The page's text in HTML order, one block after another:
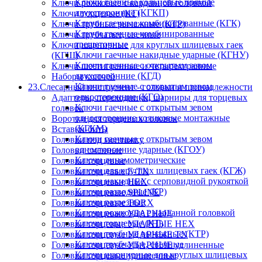
Ключи рожковые с карданной головкой
Ключи торцевые (КТ)
Ключи трубные рычажные (КТР)
Ключи трубчатые, свечные
Ключи шарнирные для круглых шлицевых гаек
(КГШ)
Ключи шестигранные и четырехгранные
Наборы ключей
23.Слесарный инструмент - головки и принадлежности
Адаптеры, переходники, шарниры для торцевых
головок
Воротки для торцевых головок
Вставки-биты
Головки под монтажку
Головки сменные
Головки торцевые
Головки торцевые E-TX
Головки торцевые HEX
Головки торцевые SPLINE
Головки торцевые TORX
Головки торцевые УДАРНЫЕ
Головки торцевые УДАРНЫЕ HEX
Головки торцевые УДАРНЫЕ TX
Головки торцевые УДАРНЫЕ удлиненные
Головки торцевые удлиненные
Ключи гаечные кольцевые прямые
двухсторонние (КГКП)
Ключи гаечные комбинированные (КГК)
Ключи гаечные комбинированные
трещеточные
Ключи гаечные накидные ударные (КГНУ)
Ключи гаечные с открытым зевом
двухсторонние (КГД)
Ключи гаечные с открытым зевом
односторонние (КГО)
Ключи гаечные с открытым зевом
односторонние коликовые монтажные
(КГКМ)
Ключи гаечные с открытым зевом
односторонние ударные (КГОУ)
Ключи динамометрические
Ключи для круглых шлицевых гаек (КГЖ)
Ключи накидные с серповидной рукояткой
Ключи разводные (КР)
Ключи разрезные
Ключи рожковые с карданной головкой
Ключи торцевые (КТ)
Ключи трубные рычажные (КТР)
Ключи трубчатые, свечные
Ключи шарнирные для круглых шлицевых